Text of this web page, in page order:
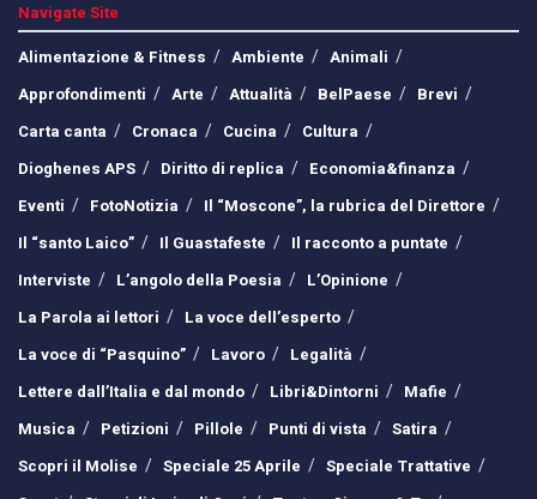
Navigate Site
Alimentazione & Fitness
Ambiente
Animali
Approfondimenti
Arte Attualità BelPaese
Brevi
Carta canta
Cronaca Cucina
Cultura
Dioghenes APS
Diritto di replica
Economia&finanza
Eventi
FotoNotizia
Il “Moscone”, la rubrica del Direttore
Il “santo Laico”
Il Guastafeste
Il racconto a puntate
Interviste
L’angolo della Poesia
L’Opinione
La Parola ai lettori
La voce dell’esperto
La voce di “Pasquino”
Lavoro
Legalità
Lettere dall’Italia e dal mondo
Libri&Dintorni
Mafie
Musica
Petizioni Pillole Punti di vista
Satira
Scopri il Molise
Speciale 25 Aprile
Speciale Trattative